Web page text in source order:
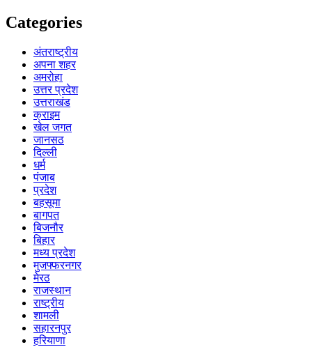
Categories
अंतराष्ट्रीय
अपना शहर
अमरोहा
उत्तर प्रदेश
उत्तराखंड
क्राइम
खेल जगत
जानसठ
दिल्ली
धर्म
पंजाब
प्रदेश
बहसूमा
बागपत
बिजनौर
बिहार
मध्य प्रदेश
मुजफ्फरनगर
मेरठ
राजस्थान
राष्ट्रीय
शामली
सहारनपुर
हरियाणा